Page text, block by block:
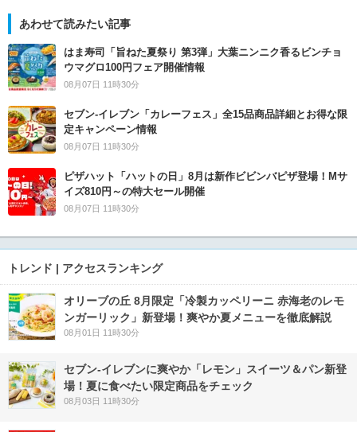
あわせて読みたい記事
はま寿司「旨ねた夏祭り 第3弾」大葉ニンニク香るビンチョ
ウマグロ100円フェア開催情報
08月07日 11時30分
セブン‐イレブン「カレーフェス」全15品商品詳細とお得な限
定キャンペーン情報
08月07日 11時30分
ピザハット「ハットの日」8月は新作ビビンバピザ登場！Mサ
イズ810円～の特大セール開催
08月07日 11時30分
トレンド | アクセスランキング
オリーブの丘 8月限定「冷製カッペリーニ 赤海老のレモ
ンガーリック」新登場！爽やか夏メニューを徹底解説
08月01日 11時30分
セブン‐イレブンに爽やか「レモン」スイーツ＆パン新登
場！夏に食べたい限定商品をチェック
08月03日 11時30分